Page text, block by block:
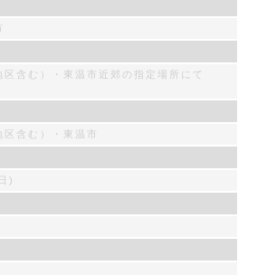
含む）・東温市近郊の指定場所にて
含む）・東温市
)